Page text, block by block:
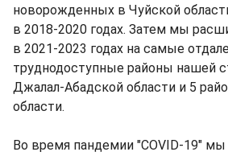
новорожденных в Чуйской
в 2018-2020 годах. Затем мы
в 2021-2023 годах на самые
труднодоступные районы нашей
Джалал-Абадской области и 5
области.
Во время пандемии "COVID-19" мы